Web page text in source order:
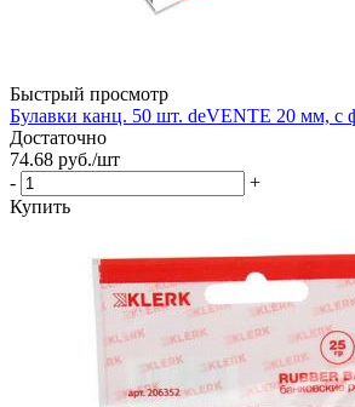
Быстрый просмотр
Булавки канц. 50 шт. deVENTE 20 мм, с
Достаточно
74.68 руб./шт
-
+
Купить